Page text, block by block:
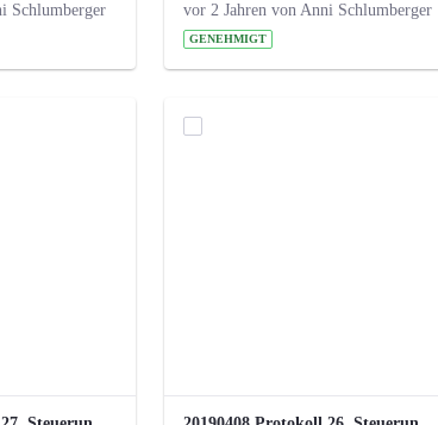
Schlumberger
vor 2 Jahren von Anni Schlumberger
GENEHMIGT